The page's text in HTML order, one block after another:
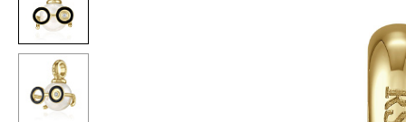
БРОШИ
КОЛЬЕ
ЦЕПИ
ДЛЯ КОФЕ
БАР
ДЕТЯМ
КОЛЬЕ И ПОДВЕСКИ
БРОШИ
КАМНЕРЕЗНОЕ
ИСКУССТВО